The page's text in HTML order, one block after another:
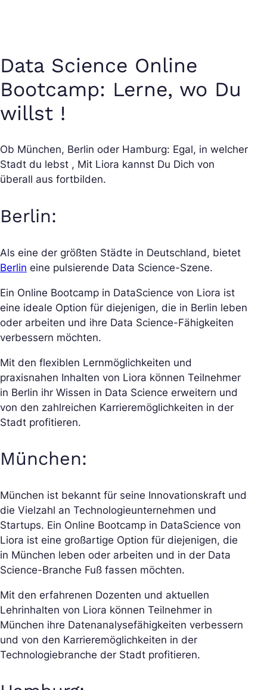
Data Science Online
Bootcamp: Lerne, wo Du
willst !
Ob München, Berlin oder Hamburg: Egal, in welcher
Stadt du lebst , Mit Liora kannst Du Dich von
überall aus fortbilden.
Berlin:
Als eine der größten Städte in Deutschland, bietet
Berlin eine pulsierende Data Science-Szene.
Ein Online Bootcamp in DataScience von Liora ist
eine ideale Option für diejenigen, die in Berlin leben
oder arbeiten und ihre Data Science-Fähigkeiten
verbessern möchten.
Mit den flexiblen Lernmöglichkeiten und
praxisnahen Inhalten von Liora können Teilnehmer
in Berlin ihr Wissen in Data Science erweitern und
von den zahlreichen Karrieremöglichkeiten in der
Stadt profitieren.
München:
München ist bekannt für seine Innovationskraft und
die Vielzahl an Technologieunternehmen und
Startups. Ein Online Bootcamp in DataScience von
Liora ist eine großartige Option für diejenigen, die
in München leben oder arbeiten und in der Data
Science-Branche Fuß fassen möchten.
Mit den erfahrenen Dozenten und aktuellen
Lehrinhalten von Liora können Teilnehmer in
München ihre Datenanalysefähigkeiten verbessern
und von den Karrieremöglichkeiten in der
Technologiebranche der Stadt profitieren.